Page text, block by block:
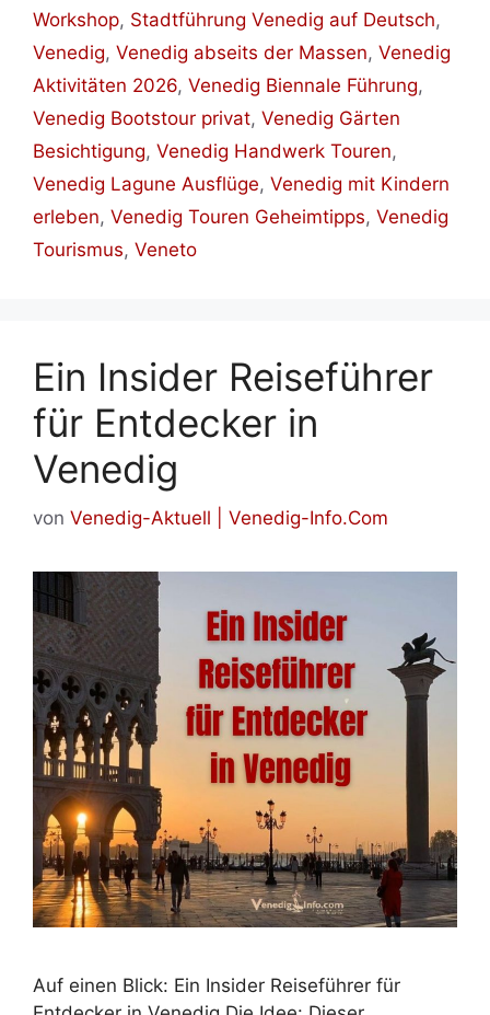
Workshop, Stadtführung Venedig auf Deutsch,
Venedig, Venedig abseits der Massen, Venedig
Aktivitäten 2026, Venedig Biennale Führung,
Venedig Bootstour privat, Venedig Gärten
Besichtigung, Venedig Handwerk Touren,
Venedig Lagune Ausflüge, Venedig mit Kindern
erleben, Venedig Touren Geheimtipps, Venedig
Tourismus, Veneto
Ein Insider Reiseführer
für Entdecker in
Venedig
von Venedig-Aktuell | Venedig-Info.Com
Auf einen Blick: Ein Insider Reiseführer für